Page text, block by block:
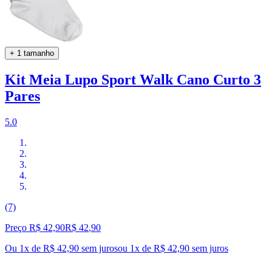
+ 1 tamanho
Kit Meia Lupo Sport Walk Cano Curto 3
Pares
5.0
(7)
Preço R$ 42,90R$ 42,90
Ou 1x de R$ 42,90 sem jurosou 1x de R$ 42,90 sem juros